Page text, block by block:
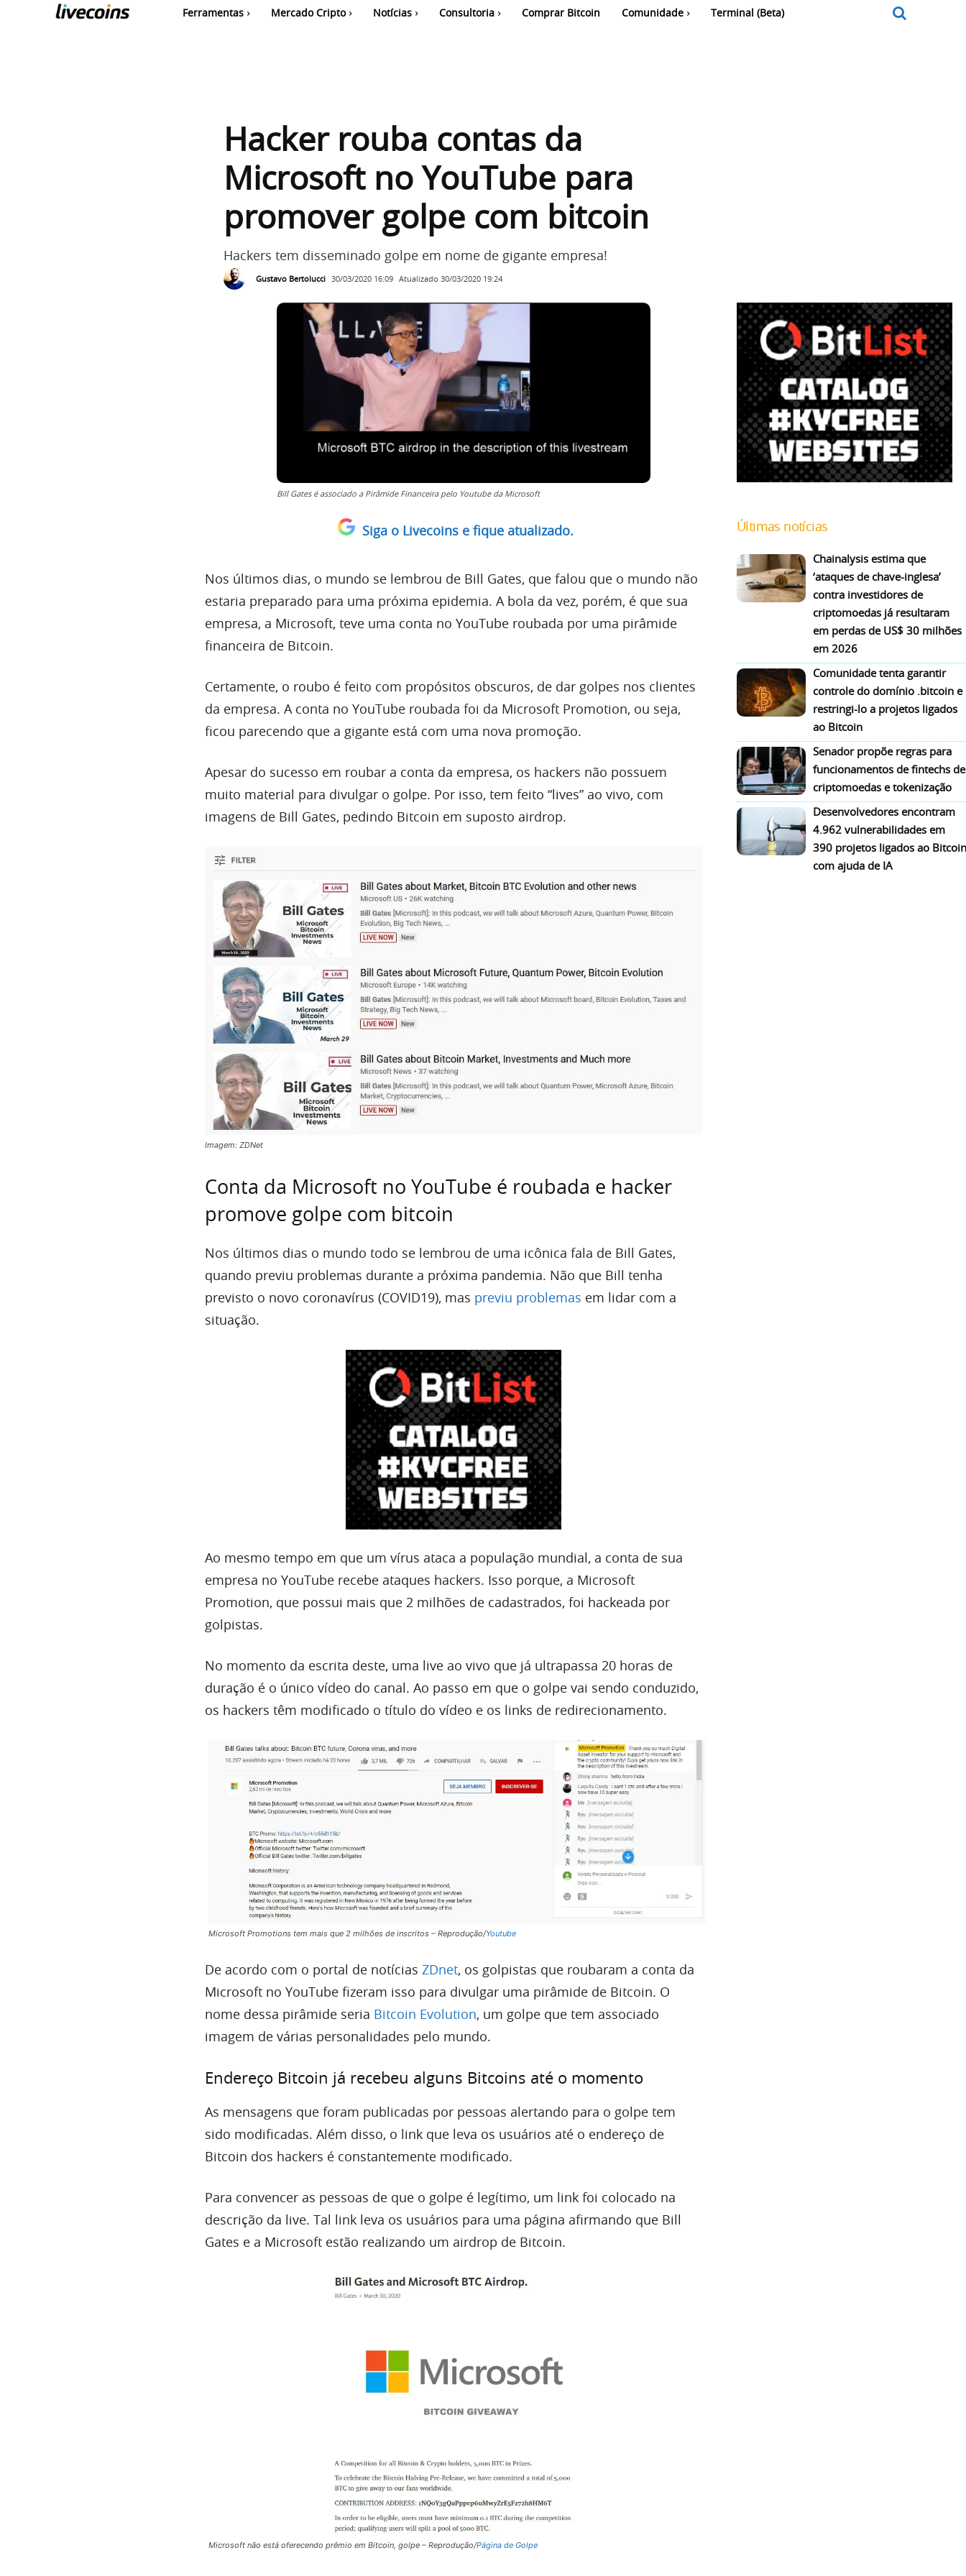
Ferramentas Mercado Cripto Notícias Consultoria Comprar Bitcoin Comunidade Terminal (Beta)
Hacker rouba contas da
Microsoft no YouTube para
promover golpe com bitcoin
Hackers tem disseminado golpe em nome de gigante empresa!
Gustavo Bertolucci 30/03/2020 16:09 Atualizado 30/03/2020 19:24
Bill Gates é associado a Pirâmide Financeira pelo Youtube da Microsoft
Siga o Livecoins e fique atualizado.
Nos últimos dias, o mundo se lembrou de Bill Gates, que falou que o mundo não
estaria preparado para uma próxima epidemia. A bola da vez, porém, é que sua
empresa, a Microsoft, teve uma conta no YouTube roubada por uma pirâmide
financeira de Bitcoin.
Certamente, o roubo é feito com propósitos obscuros, de dar golpes nos clientes
da empresa. A conta no YouTube roubada foi da Microsoft Promotion, ou seja,
ficou parecendo que a gigante está com uma nova promoção.
Apesar do sucesso em roubar a conta da empresa, os hackers não possuem
muito material para divulgar o golpe. Por isso, tem feito “lives” ao vivo, com
imagens de Bill Gates, pedindo Bitcoin em suposto airdrop.
Imagem: ZDNet
Conta da Microsoft no YouTube é roubada e hacker
promove golpe com bitcoin
Nos últimos dias o mundo todo se lembrou de uma icônica fala de Bill Gates,
quando previu problemas durante a próxima pandemia. Não que Bill tenha
previsto o novo coronavírus (COVID19), mas previu problemas em lidar com a
situação.
Ao mesmo tempo em que um vírus ataca a população mundial, a conta de sua
empresa no YouTube recebe ataques hackers. Isso porque, a Microsoft
Promotion, que possui mais que 2 milhões de cadastrados, foi hackeada por
golpistas.
No momento da escrita deste, uma live ao vivo que já ultrapassa 20 horas de
duração é o único vídeo do canal. Ao passo em que o golpe vai sendo conduzido,
os hackers têm modificado o título do vídeo e os links de redirecionamento.
Microsoft Promotions tem mais que 2 milhões de inscritos – Reprodução/Youtube
De acordo com o portal de notícias ZDnet, os golpistas que roubaram a conta da
Microsoft no YouTube fizeram isso para divulgar uma pirâmide de Bitcoin. O
nome dessa pirâmide seria Bitcoin Evolution, um golpe que tem associado
imagem de várias personalidades pelo mundo.
Endereço Bitcoin já recebeu alguns Bitcoins até o momento
As mensagens que foram publicadas por pessoas alertando para o golpe tem
sido modificadas. Além disso, o link que leva os usuários até o endereço de
Bitcoin dos hackers é constantemente modificado.
Para convencer as pessoas de que o golpe é legítimo, um link foi colocado na
descrição da live. Tal link leva os usuários para uma página afirmando que Bill
Gates e a Microsoft estão realizando um airdrop de Bitcoin.
Microsoft não está oferecendo prêmio em Bitcoin, golpe – Reprodução/Página de Golpe
Últimas notícias
Chainalysis estima que
‘ataques de chave-inglesa’
contra investidores de
criptomoedas já resultaram
em perdas de US$ 30 milhões
em 2026
Comunidade tenta garantir
controle do domínio .bitcoin e
restringi-lo a projetos ligados
ao Bitcoin
Senador propõe regras para
funcionamentos de fintechs de
criptomoedas e tokenização
Desenvolvedores encontram
4.962 vulnerabilidades em
390 projetos ligados ao Bitcoin
com ajuda de IA